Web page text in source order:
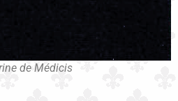
de Médicis